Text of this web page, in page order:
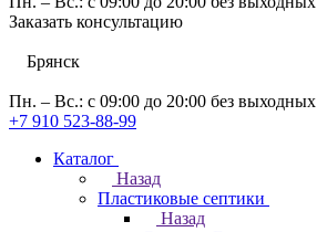
Заказать консультацию
Брянск
Пн. – Вс.: с 09:00 до 20:00 без выходных
+7 910 523-88-99
Каталог
Назад
Пластиковые септики
Назад